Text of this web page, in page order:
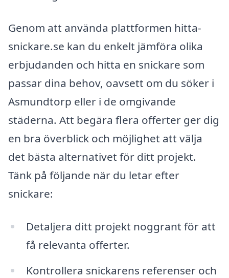
Genom att använda plattformen hitta-
snickare.se kan du enkelt jämföra olika
erbjudanden och hitta en snickare som
passar dina behov, oavsett om du söker i
Asmundtorp eller i de omgivande
städerna. Att begära flera offerter ger dig
en bra överblick och möjlighet att välja
det bästa alternativet för ditt projekt.
Tänk på följande när du letar efter
snickare:
Detaljera ditt projekt noggrant för att
få relevanta offerter.
Kontrollera snickarens referenser och